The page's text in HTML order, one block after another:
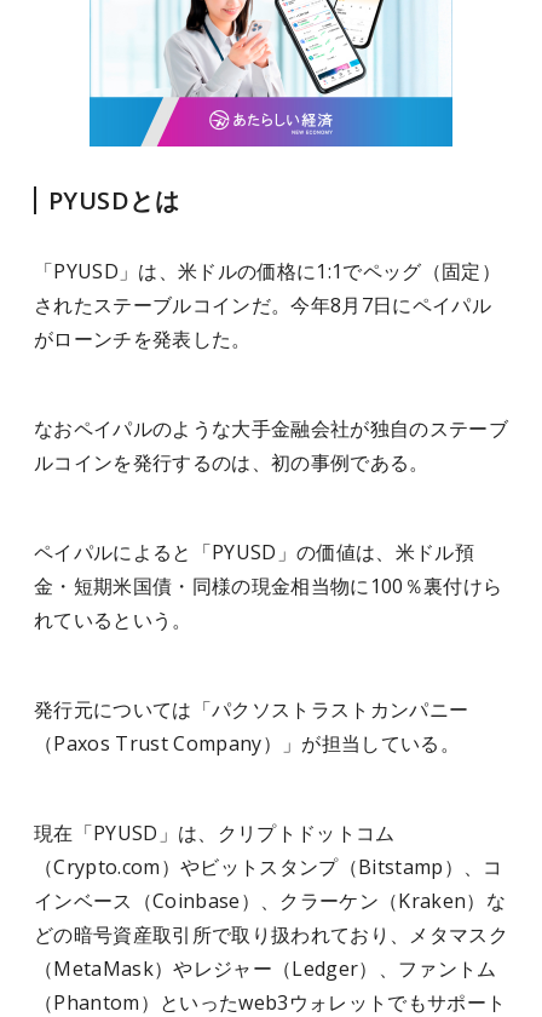
PYUSDとは
「PYUSD」は、米ドルの価格に1:1でペッグ（固定）
されたステーブルコインだ。今年8月7日にペイパル
がローンチを発表した。
なおペイパルのような大手金融会社が独自のステーブ
ルコインを発行するのは、初の事例である。
ペイパルによると「PYUSD」の価値は、米ドル預
金・短期米国債・同様の現金相当物に100％裏付けら
れているという。
発行元については「パクソストラストカンパニー
（Paxos Trust Company）」が担当している。
現在「PYUSD」は、クリプトドットコム
（Crypto.com）やビットスタンプ（Bitstamp）、コ
インベース（Coinbase）、クラーケン（Kraken）な
どの暗号資産取引所で取り扱われており、メタマスク
（MetaMask）やレジャー（Ledger）、ファントム
（Phantom）といったweb3ウォレットでもサポート